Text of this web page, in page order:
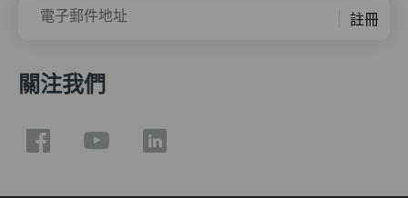
電子郵件地址 註冊
關注我們